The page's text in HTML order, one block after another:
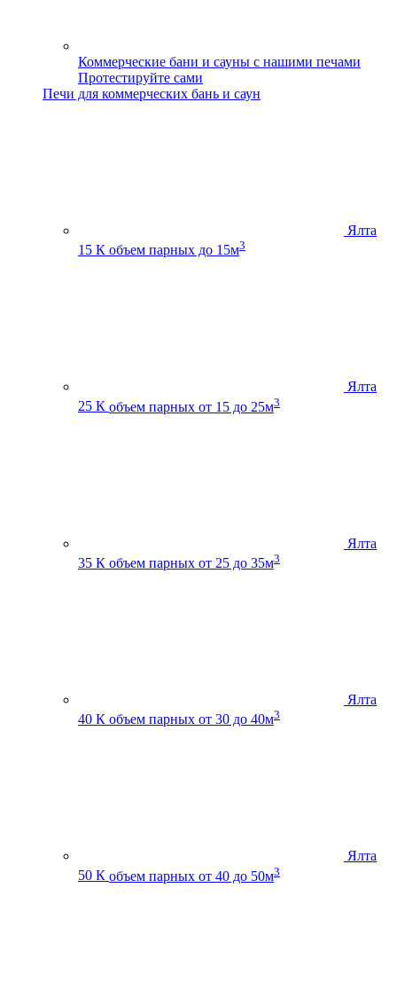
Коммерческие бани и сауны с нашими печами
Протестируйте сами
Печи для коммерческих бань и саун
Ялта
15 К объем парных до 15м3
Ялта
25 К объем парных от 15 до 25м3
Ялта
35 К объем парных от 25 до 35м3
Ялта
40 К объем парных от 30 до 40м3
Ялта
50 К объем парных от 40 до 50м3